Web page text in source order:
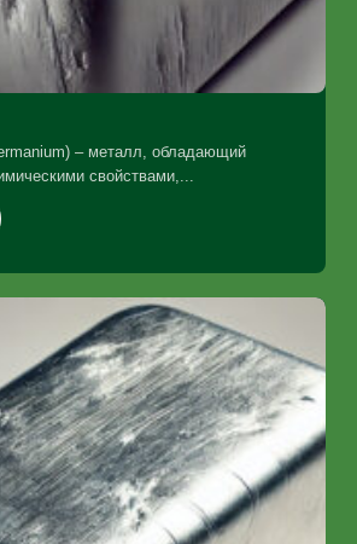
– металл, обладающий
свойствами,...